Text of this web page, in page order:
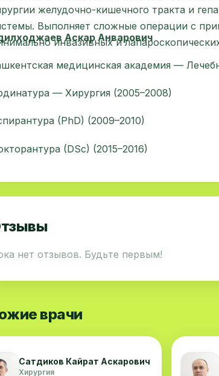
желудочно-кишечного тракта и
Выполняет сложные операции с
инвазивных и
Аскар Анварович
медицинская академия —
— Хирургия (2005–2008)
(PhD) (2009–2010)
(DSc) (2015–2016)
нет отзывов. Будьте первым!
врачи
Сатдиков Кайрат Аскарович
Хирургия